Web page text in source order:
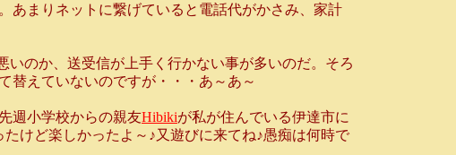
あまりネットに繋げていると電話代がかさみ、家計
のか、送受信が上手く行かない事が多いのだ。そろ
替えていないのですが・・・あ～あ～
週小学校からの親友Hibikiが私が住んでいる伊達市に
けど楽しかったよ～♪又遊びに来てね♪愚痴は何時で